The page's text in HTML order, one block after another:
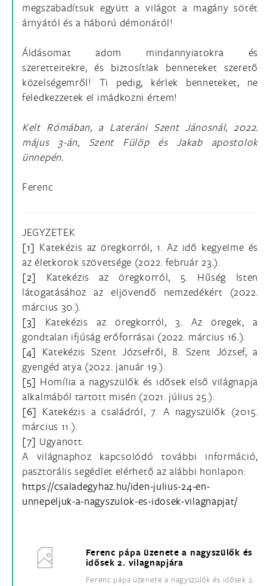
megszabadítsuk együtt a világot a magány sötét
árnyától és a háború démonától!
Áldásomat adom mindannyiatokra és
szeretteitekre, és biztosítlak benneteket szerető
közelségemről! Ti pedig, kérlek benneteket, ne
feledkezzetek el imádkozni értem!
Kelt Rómában, a Lateráni Szent Jánosnál, 2022.
május 3-án, Szent Fülöp és Jakab apostolok
ünnepén.
Ferenc
JEGYZETEK
[1] Katekézis az öregkorról, 1. Az idő kegyelme és
az életkorok szövetsége (2022. február 23.).
[2] Katekézis az öregkorról, 5. Hűség Isten
látogatásához az eljövendő nemzedékért (2022.
március 30.).
[3] Katekézis az öregkorról, 3. Az öregek, a
gondtalan ifjúság erőforrásai (2022. március 16.).
[4] Katekézis Szent Józsefről, 8. Szent József, a
gyengéd atya (2022. január 19.).
[5] Homília a nagyszülők és idősek első világnapja
alkalmából tartott misén (2021. július 25.).
[6] Katekézis a családról, 7. A nagyszülők (2015.
március 11.).
[7] Ugyanott.
A világnaphoz kapcsolódó további információ,
pasztorális segédlet elérhető az alábbi honlapon:
https://csaladegyhaz.hu/iden-julius-24-en-
unnepeljuk-a-nagyszulok-es-idosek-vilagnapjat/
Ferenc pápa üzenete a nagyszülők és
idősek 2. vilagnapjára
Ferenc pápa üzenete a nagyszülők és idősek 2.